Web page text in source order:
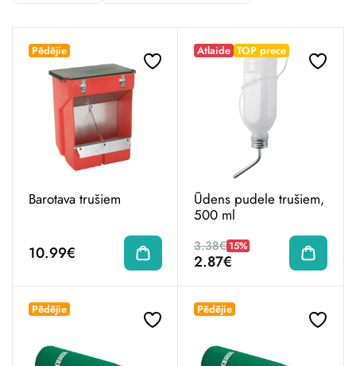
Pēdējie
Barotava trušiem
10.99€
Atlaide TOP prece
Ūdens pudele trušiem,
500 ml
3.38€ 15%
2.87€
Pēdējie Pēdējie